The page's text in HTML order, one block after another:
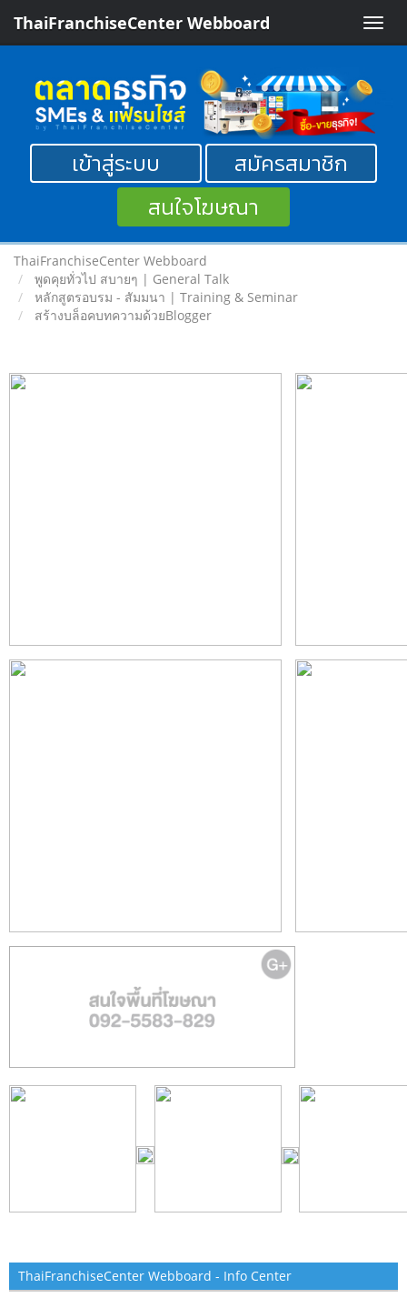
Toggle
ThaiFranchiseCenter Webboard
เข้าสู่ระบบ
สมัครสมาชิก
สนใจโฆษณา
ThaiFranchiseCenter Webboard
พูดคุยทั่วไป สบายๆ | General Talk
หลักสูตรอบรม - สัมมนา | Training & Seminar
สร้างบล็อคบทความด้วยBlogger
ThaiFranchiseCenter Webboard - Info Center